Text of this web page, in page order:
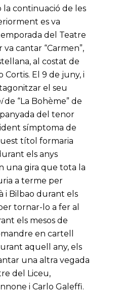
la continuació de les
es va
del Teatre
cantar “Carmen”,
al costat de
El 9 de juny, i
el seu
de “La Bohème” de
del tenor
símptoma de
títol formaria
els anys
una gira que tota la
a terme per
i Bilbao durant els
tornar-lo a fer al
els mesos de
en cartell
aquell any, els
una altra vegada
del Liceu,
i Carlo Galeffi.